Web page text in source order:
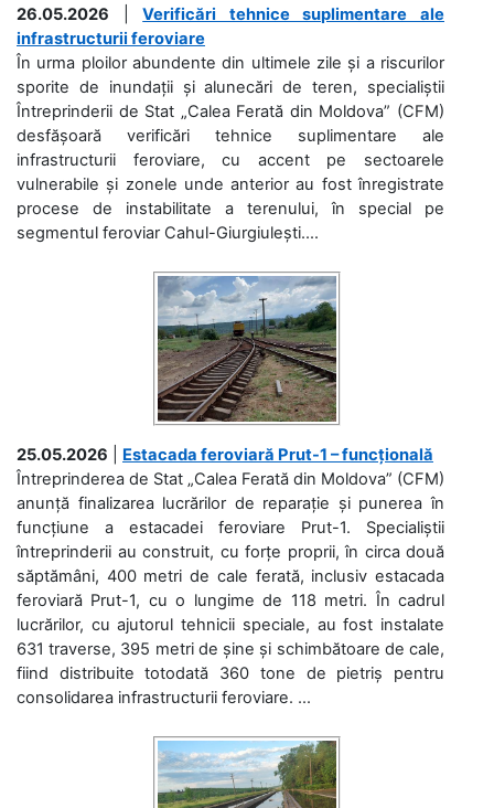
26.05.2026 |Verificări tehnice suplimentare ale
infrastructurii feroviare
În urma ploilor abundente din ultimele zile și a riscurilor
sporite de inundații și alunecări de teren, specialiștii
Întreprinderii de Stat „Calea Ferată din Moldova” (CFM)
desfășoară verificări tehnice suplimentare ale
infrastructurii feroviare, cu accent pe sectoarele
vulnerabile și zonele unde anterior au fost înregistrate
procese de instabilitate a terenului, în special pe
segmentul feroviar Cahul-Giurgiulești....
25.05.2026
Estacada feroviară Prut-1 – funcțională
Întreprinderea de Stat „Calea Ferată din Moldova” (CFM)
anunță finalizarea lucrărilor de reparație și punerea în
funcțiune a estacadei feroviare Prut-1. Specialiștii
întreprinderii au construit, cu forțe proprii, în circa două
săptămâni, 400 metri de cale ferată, inclusiv estacada
feroviară Prut-1, cu o lungime de 118 metri. În cadrul
lucrărilor, cu ajutorul tehnicii speciale, au fost instalate
631 traverse, 395 metri de șine și schimbătoare de cale,
fiind distribuite totodată 360 tone de pietriș pentru
consolidarea infrastructurii feroviare. ...